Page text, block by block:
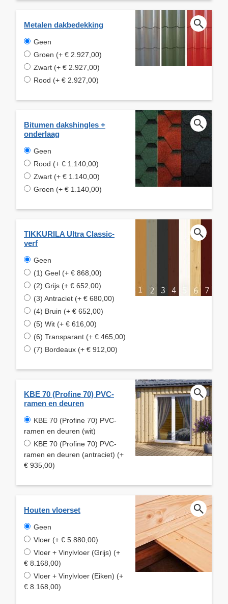
Metalen dakbedekking
Geen
Groen (+ € 2.927,00)
Zwart (+ € 2.927,00)
Rood (+ € 2.927,00)
Bitumen dakshingles +
onderlaag
Geen
Rood (+ € 1.140,00)
Zwart (+ € 1.140,00)
Groen (+ € 1.140,00)
TIKKURILA Ultra Classic-
verf
Geen
(1) Geel (+ € 868,00)
(2) Grijs (+ € 652,00)
(3) Antraciet (+ € 680,00)
(4) Bruin (+ € 652,00)
(5) Wit (+ € 616,00)
(6) Transparant (+ € 465,00)
(7) Bordeaux (+ € 912,00)
KBE 70 (Profine 70) PVC-
ramen en deuren
KBE 70 (Profine 70) PVC-
ramen en deuren (wit)
KBE 70 (Profine 70) PVC-
ramen en deuren (antraciet) (+
€ 935,00)
Houten vloerset
Geen
Vloer (+ € 5.880,00)
Vloer + Vinylvloer (Grijs) (+
€ 8.168,00)
Vloer + Vinylvloer (Eiken) (+
€ 8.168,00)